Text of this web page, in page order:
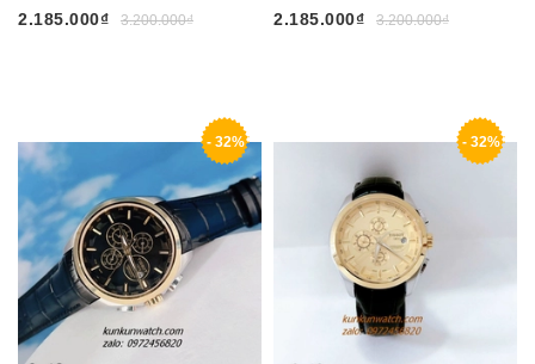
2.185.000₫
3.200.000₫
2.185.000₫
3.200.000₫
- 32% - 32%